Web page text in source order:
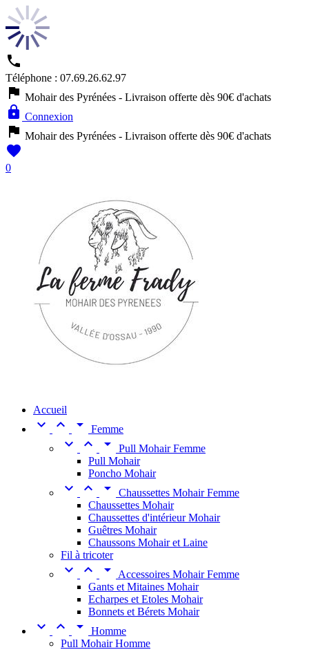

Téléphone : 07.69.26.62.97
 Mohair des Pyrénées - Livraison offerte dès 90€ d'achats
 Connexion
 Mohair des Pyrénées - Livraison offerte dès 90€ d'achats

0
Accueil
   Femme
  
Pull Mohair Femme
Pull Mohair
Poncho Mohair
  
Chaussettes Mohair Femme
Chaussettes Mohair
Chaussettes d'intérieur Mohair
Guêtres Mohair
Chaussons Mohair et Laine
Fil à tricoter
  
Accessoires Mohair Femme
Gants et Mitaines Mohair
Echarpes et Etoles Mohair
Bonnets et Bérets Mohair
  
Homme
Pull Mohair Homme